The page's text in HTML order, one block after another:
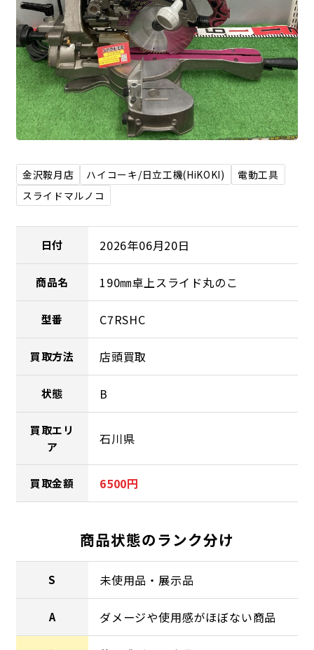
金沢鞍月店 ハイコーキ/日立工機(HiKOKI)
電動工具
スライドマルノコ
日付 2026年06月20日
商品名 190㎜卓上スライド丸のこ
型番 C7RSHC
買取方法 店頭買取
状態 B
買取エリ
ア
石川県
買取金額 6500円
商品状態のランク分け
S 未使用品・展示品
A ダメージや使用感がほぼない商品